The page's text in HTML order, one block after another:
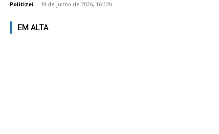
Politizei - 19 de junho de 2026, 16:12h
EM ALTA